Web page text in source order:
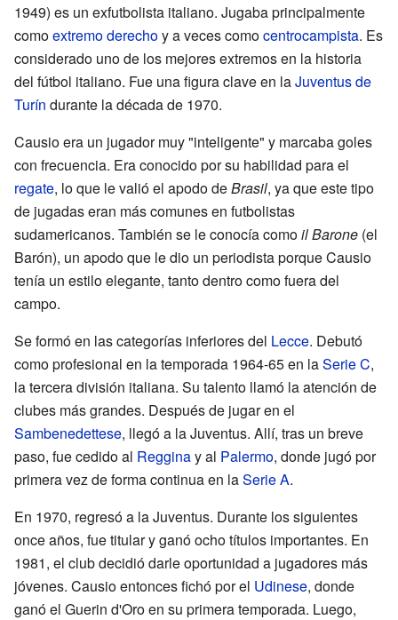
1949) es un exfutbolista italiano. Jugaba principalmente
comoextremo derechoy a veces comocentrocampista. Es
considerado uno de los mejores extremos en la historia
del fútbol italiano. Fue una figura clave en laJuventus de
Turín durante la década de 1970.
Causio era un jugador muy "inteligente" y marcaba goles
con frecuencia. Era conocido por su habilidad para el
regate, lo que le valió el apodo deBrasil, ya que este tipo
de jugadas eran más comunes en futbolistas
sudamericanos. También se le conocía comoil Barone (el
Barón), un apodo que le dio un periodista porque Causio
tenía un estilo elegante, tanto dentro como fuera del
campo.
Se formó en las categorías inferiores del Lecce. Debutó
como profesional en la temporada 1964-65 en laSerie C,
la tercera división italiana. Su talento llamó la atención de
clubes más grandes. Después de jugar en el
Sambenedettese, llegó a la Juventus. Allí, tras un breve
paso, fue cedido al Regginay al Palermo, donde jugó por
primera vez de forma continua en laSerie A.
En 1970, regresó a la Juventus. Durante los siguientes
once años, fue titular y ganó ocho títulos importantes. En
1981, el club decidió darle oportunidad a jugadores más
jóvenes. Causio entonces fichó por el Udinese, donde
ganó el Guerin d'Oro en su primera temporada. Luego,